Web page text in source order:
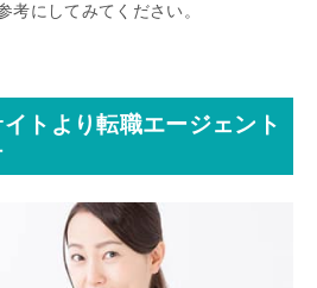
考にしてみてください。
トより転職エージェント